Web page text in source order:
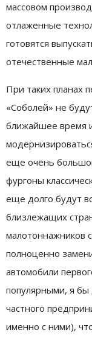
массовом
отлаженные
готовятся
отечественные
При таких планах
«Соболей» не
ближайшее время
еще очень
фургоны
еще долго будут
близлежащих
малотоннажников
полноценно
автомобили
популярными, я бы
частного
именно с ними),